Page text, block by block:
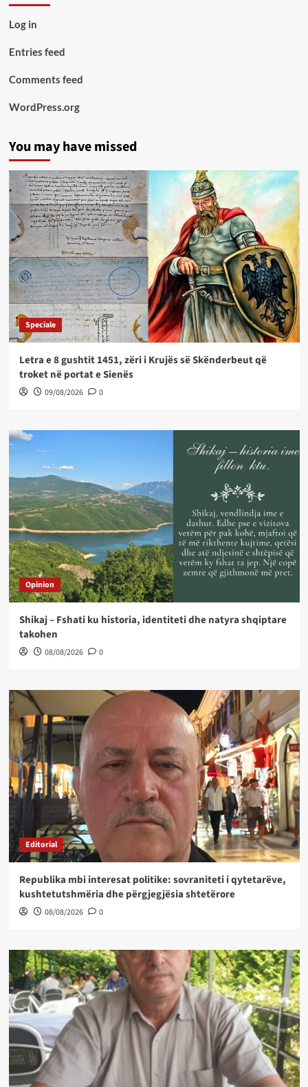
Log in
Entries feed
Comments feed
WordPress.org
You may have missed
Speciale
Letra e 8 gushtit 1451, zëri i Krujës së Skënderbeut që
troket në portat e Sienës
09/08/2026 0
Opinion
Shikaj – Fshati ku historia, identiteti dhe natyra shqiptare
takohen
08/08/2026 0
Editorial
Republika mbi interesat politike: sovraniteti i qytetarëve,
kushtetutshmëria dhe përgjegjësia shtetërore
08/08/2026 0